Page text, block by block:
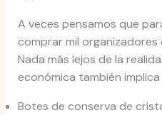
A veces pensamos que
comprar mil
Nada más lejos de la
económica también implica
Botes de conserva de